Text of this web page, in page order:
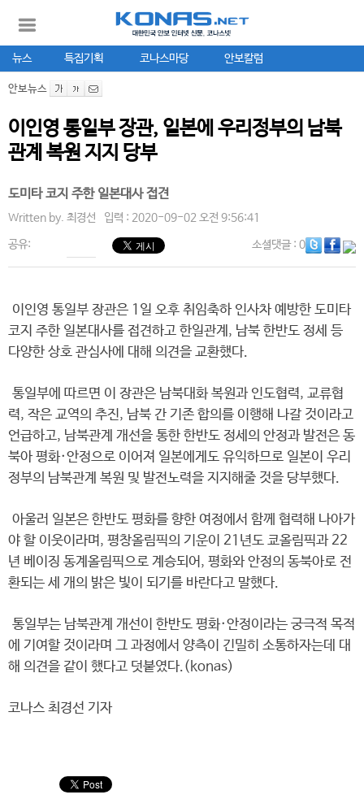
뉴스 특집기획 코나스마당 안보칼럼
안보뉴스
이인영 통일부 장관, 일본에 우리정부의 남북
관계 복원 지지 당부
도미타 코지 주한 일본대사 접견
Written by. 최경선 입력 : 2020-09-02 오전 9:56:41
공유: 소셜댓글: 0
이인영 통일부 장관은 1일 오후 취임축하 인사차 예방한 도미타
코지 주한 일본대사를 접견하고 한일관계, 남북 한반도 정세 등
다양한 상호 관심사에 대해 의견을 교환했다.
통일부에 따르면 이 장관은 남북대화 복원과 인도협력, 교류협
력, 작은 교역의 추진, 남북 간 기존 합의를 이행해 나갈 것이라고
언급하고, 남북관계 개선을 통한 한반도 정세의 안정과 발전은 동
북아 평화·안정으로 이어져 일본에게도 유익하므로 일본이 우리
정부의 남북관계 복원 및 발전노력을 지지해줄 것을 당부했다.
아울러 일본은 한반도 평화를 향한 여정에서 함께 협력해 나아가
야 할 이웃이라며, 평창올림픽의 기운이 21년도 쿄올림픽과 22
년 베이징 동계올림픽으로 계승되어, 평화와 안정의 동북아로 전
환되는 세 개의 밝은 빛이 되기를 바란다고 말했다.
통일부는 남북관계 개선이 한반도 평화·안정이라는 궁극적 목적
에 기여할 것이라며 그 과정에서 양측이 긴밀히 소통하자는데 대
해 의견을 같이 했다고 덧붙였다.(konas)
코나스 최경선 기자